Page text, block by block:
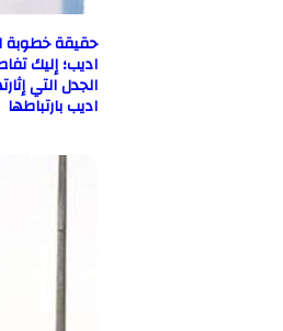
حقيقة خطوبة اميرة
اديب؛ إليك تفاصيل قصة
الجدل التي إثارتها أميرة
اديب بارتباطها